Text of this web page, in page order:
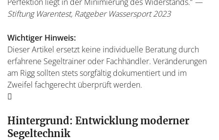
Stiftung Warentest, Ratgeber Wassersport 2023
Wichtiger Hinweis:
Dieser Artikel ersetzt keine individuelle Beratung durch
erfahrene Segeltrainer oder Fachhändler. Veränderungen
am Rigg sollten stets sorgfältig dokumentiert und im
Zweifel fachgerecht überprüft werden.
Hintergrund: Entwicklung moderner
Segeltechnik